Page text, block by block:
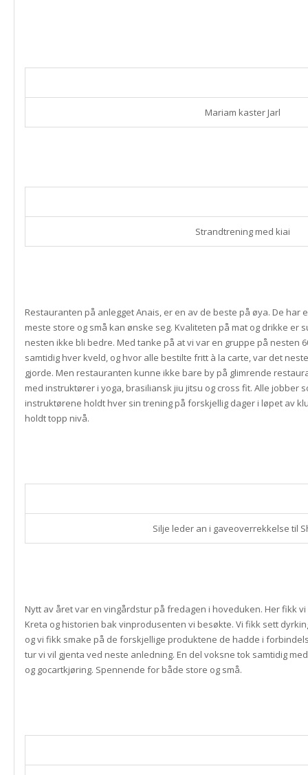
Mariam kaster Jarl
Strandtrening med kiai
Restauranten på anlegget Anais, er en av de beste på øya. De
meste store og små kan ønske seg. Kvaliteten på mat og drikke er
nesten ikke bli bedre. Med tanke på at vi var en gruppe på nesten
samtidig hver kveld, og hvor alle bestilte fritt à la carte, var det
gjorde. Men restauranten kunne ikke bare by på glimrende
med instruktører i yoga, brasiliansk jiu jitsu og cross fit. Alle jobber
instruktørene holdt hver sin trening på forskjellig dager i løpet av
holdt topp nivå.
Silje leder an i gaveoverrekkelse til
Nytt av året var en vingårdstur på fredagen i hoveduken. Her fikk
Kreta og historien bak vinprodusenten vi besøkte. Vi fikk sett
og vi fikk smake på de forskjellige produktene de hadde i
tur vi vil gjenta ved neste anledning. En del voksne tok samtidig
og gocartkjøring. Spennende for både store og små.